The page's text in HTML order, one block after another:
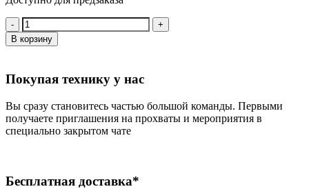
Количество:
В корзину
Покупая технику у нас
Вы сразу становитесь частью большой команды. Первыми
получаете приглашения на прохваты и мероприятия в
специально закрытом чате
Бесплатная доставка*